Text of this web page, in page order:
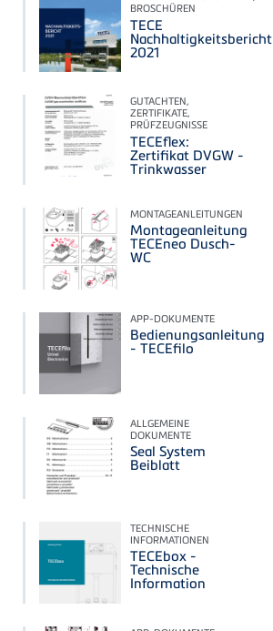
BROSCHÜREN
TECE
Nachhaltigkeitsbericht
2021
GUTACHTEN,
ZERTIFIKATE,
PRÜFZEUGNISSE
TECEflex:
Zertifikat DVGW -
Trinkwasser
MONTAGEANLEITUNGEN
Montageanleitung
TECEneo Dusch-
WC
APP-DOKUMENTE
Bedienungsanleitung
- TECEfilo
ALLGEMEINE
DOKUMENTE
Seal System
Beiblatt
TECHNISCHE
INFORMATIONEN
TECEbox -
Technische
Information